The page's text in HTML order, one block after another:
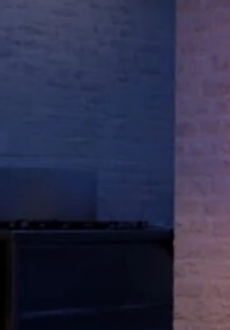
spracovanie obrazu a